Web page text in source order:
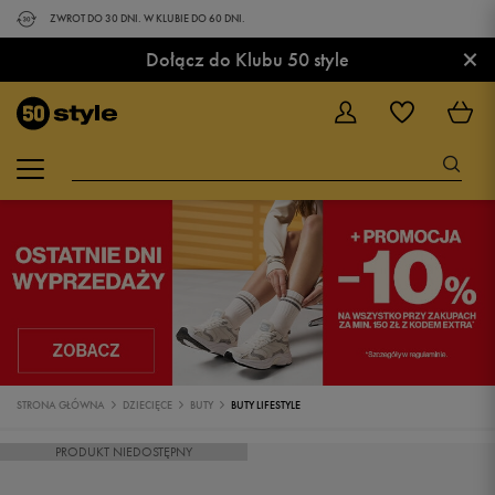
ZWROT DO 30 DNI. W KLUBIE DO 60 DNI.
Dołącz do Klubu 50 style ×
STRONA GŁÓWNA DZIECIĘCE BUTY BUTY LIFESTYLE
PRODUKT NIEDOSTĘPNY